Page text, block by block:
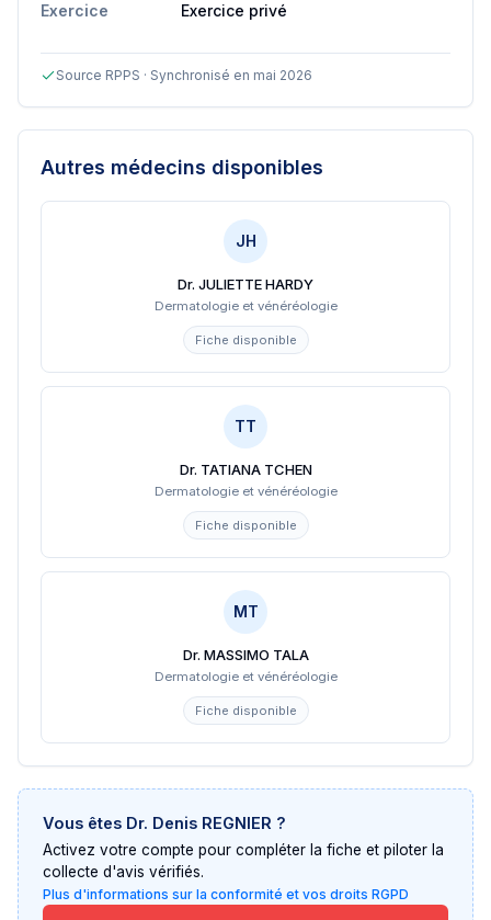
Exercice Exercice privé
Source RPPS · Synchronisé en mai 2026
Autres médecins disponibles
JH
Dr. JULIETTE HARDY
Dermatologie et vénéréologie
Fiche disponible
TT
Dr. TATIANA TCHEN
Dermatologie et vénéréologie
Fiche disponible
MT
Dr. MASSIMO TALA
Dermatologie et vénéréologie
Fiche disponible
Vous êtes Dr. Denis REGNIER ?
Activez votre compte pour compléter la fiche et piloter la
collecte d'avis vérifiés.
Plus d'informations sur la conformité et vos droits RGPD